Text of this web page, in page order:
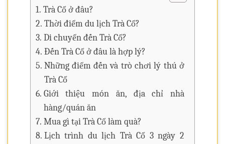
Trà Cổ ở đâu?
Thời điểm du lịch Trà Cổ?
Di chuyển đến Trà Cổ?
Đến Trà Cổ ở đâu là hợp lý?
Những điểm đến và trò chơi lý thú ở
Trà Cổ
Giới thiệu món ăn, địa chỉ nhà
hàng/quán ăn
Mua gì tại Trà Cổ làm quà?
Lịch trình du lịch Trà Cổ 3 ngày 2